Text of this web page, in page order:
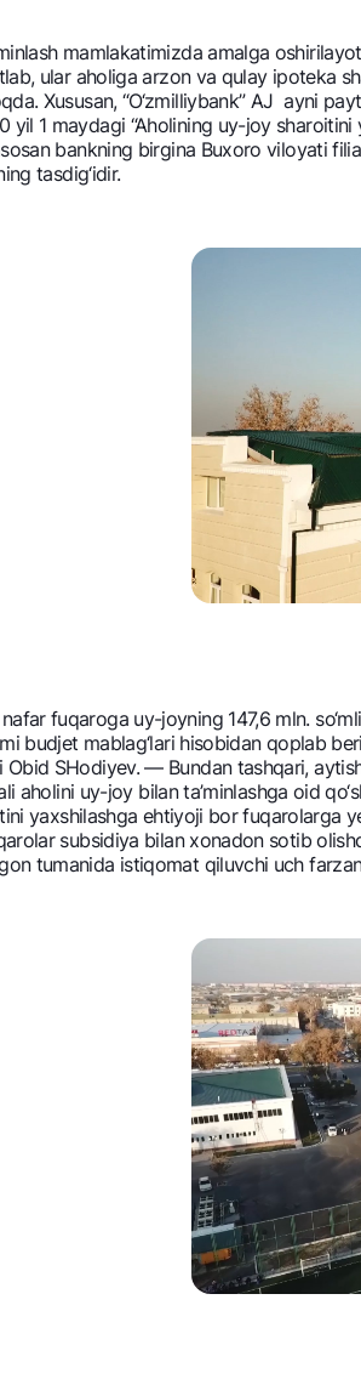
Kumush
Valyutalar
Aksiyalar
Ofis va bankomatlar
mamlakatimizda amalga
ular aholiga arzon va qulay ipotеka
Xususan, “O‘zmilliybank” AJ ayni
yil 1 maydagi “Aholining uy-joy
bankning birgina Buxoro viloyati
tasdig‘idir.
fuqaroga uy-joyning 147,6 mln.
budjеt mablag‘lari hisobidan qoplab
Obid SHodiyev. — Bundan tashqari,
aholini uy-joy bilan ta’minlashga oid
yaxshilashga ehtiyoji bor fuqarolarga
subsidiya bilan xonadon sotib
tumanida istiqomat qiluvchi uch